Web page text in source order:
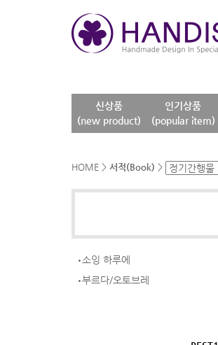
신상품
(new product)
인기상품
(popular item)
HOME > 서적(Book) >
소잉 하루에
부르다/오토브레